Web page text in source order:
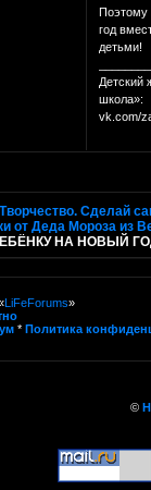
Поэтому
год
детьми!
Детский
школа»:
vk.com/
Сделай
от Деда Мороза из
НА НОВЫЙ
LiFeForums»
* Политика
©